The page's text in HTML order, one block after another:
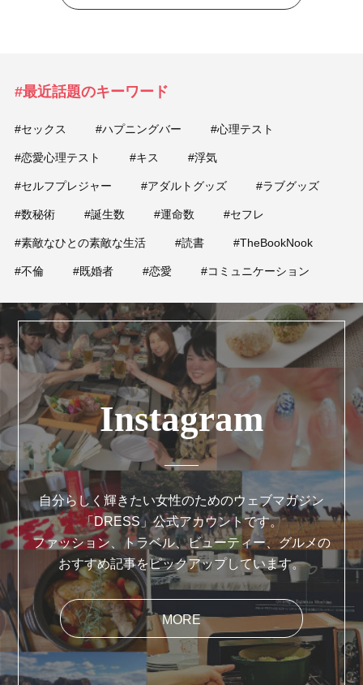
#最近話題のキーワード
#セックス #ハプニングバー #心理テスト
#恋愛心理テスト #キス #浮気
#セルフプレジャー #アダルトグッズ #ラブグッズ
#数秘術 #誕生数 #運命数 #セフレ
#素敵なひとの素敵な生活 #読書 #TheBookNook
#不倫 #既婚者 #恋愛 #コミュニケーション
Instagram
自分らしく輝きたい女性のためのウェブマガジン
「DRESS」公式アカウントです。
ファッション、トラベル、ビューティー、グルメの
おすすめ記事をピックアップしています。
MORE